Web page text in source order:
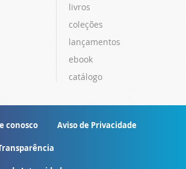
livros
coleções
lançamentos
ebook
catálogo
conosco Aviso de Privacidade